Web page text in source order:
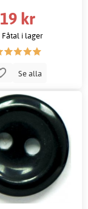
19 kr
Fåtal i lager
Se alla